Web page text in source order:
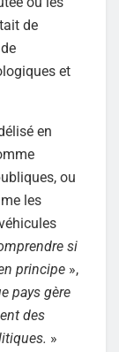
de
et
en
ou
les
si
principe »,
pays gère
des
»